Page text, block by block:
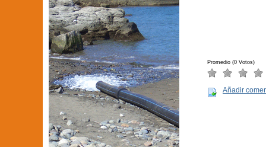
Promedio (0 Votos)
Añadir